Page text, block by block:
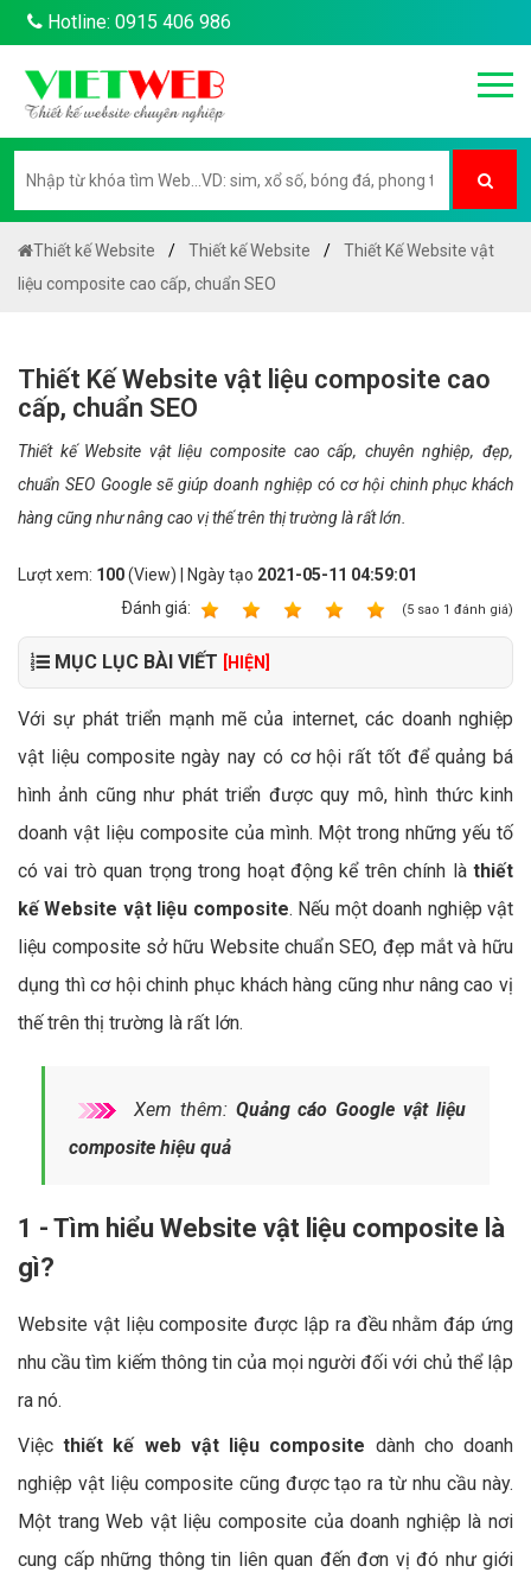
Hotline: 0915 406 986
Thiết kế Website Thiết kế Website
Thiết Kế Website vật
liệu composite cao cấp, chuẩn SEO
Thiết Kế Website vật liệu composite cao
cấp, chuẩn SEO
Thiết kế Website vật liệu composite cao cấp, chuyên nghiệp, đẹp,
chuẩn SEO Google sẽ giúp doanh nghiệp có cơ hội chinh phục khách
hàng cũng như nâng cao vị thế trên thị trường là rất lớn.
Lượt xem: 100(View) | Ngày tạo 2021-05-11 04:59:01
Ðánh giá:
(5 sao 1 đánh giá)
MỤC LỤC BÀI VIẾT [HIỆN]
Với sự phát triển mạnh mẽ của internet, các doanh nghiệp
vật liệu composite ngày nay có cơ hội rất tốt để quảng bá
hình ảnh cũng như phát triển được quy mô, hình thức kinh
doanh vật liệu composite của mình. Một trong những yếu tố
có vai trò quan trọng trong hoạt động kể trên chính là thiết
kế Website vật liệu composite. Nếu một doanh nghiệp vật
liệu composite sở hữu Website chuẩn SEO, đẹp mắt và hữu
dụng thì cơ hội chinh phục khách hàng cũng như nâng cao vị
thế trên thị trường là rất lớn.
Xem thêm: Quảng cáo Google vật liệu
composite hiệu quả
1 - Tìm hiểu Website vật liệu composite là
gì?
Website vật liệu composite được lập ra đều nhằm đáp ứng
nhu cầu tìm kiếm thông tin của mọi người đối với chủ thể lập
ra nó.
Việcthiết kế web vật liệu composite dành cho doanh
nghiệp vật liệu composite cũng được tạo ra từ nhu cầu này.
Một trang Web vật liệu composite của doanh nghiệp là nơi
cung cấp những thông tin liên quan đến đơn vị đó như giới